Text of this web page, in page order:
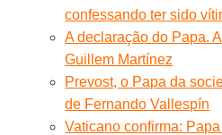
confessando ter sido
A declaração do Papa.
Guillem Martínez
Prevost, o Papa da
de Fernando Vallespín
Vaticano confirma: